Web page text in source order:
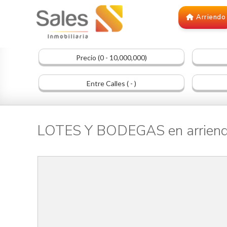
Arriendo
Precio (0 - 10,000,000)
Entre Calles ( - )
LOTES Y BODEGAS en